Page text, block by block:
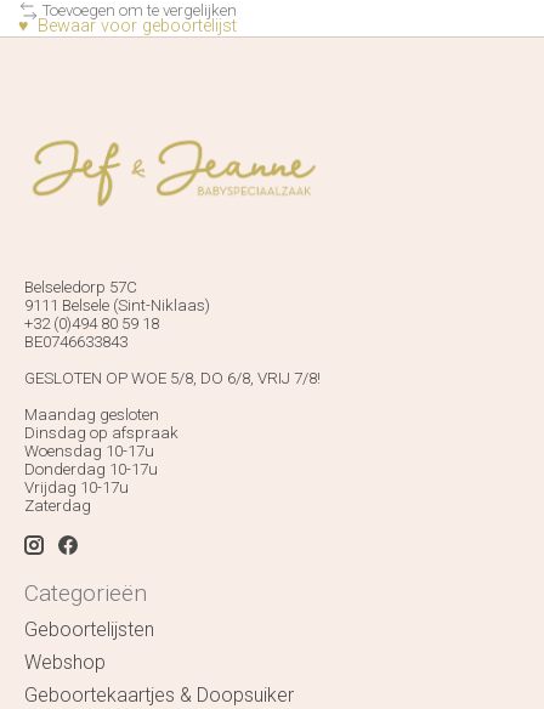
Toevoegen om te vergelijken
♥ Bewaar voor geboortelijst
Belseledorp 57C
9111 Belsele (Sint-Niklaas)
+32 (0)494 80 59 18
BE0746633843
GESLOTEN OP WOE 5/8, DO 6/8, VRIJ 7/8!
Maandag gesloten
Dinsdag op afspraak
Woensdag 10-17u
Donderdag 10-17u
Vrijdag 10-17u
Zaterdag
Categorieën
Geboortelijsten
Webshop
Geboortekaartjes & Doopsuiker